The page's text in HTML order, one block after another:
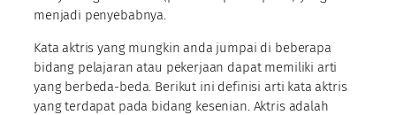
menjadi penyebabnya.
Kata aktris yang mungkin anda jumpai di beberapa
bidang pelajaran atau pekerjaan dapat memiliki arti
yang berbeda-beda. Berikut ini definisi arti kata aktris
yang terdapat pada bidang kesenian. Aktris adalah